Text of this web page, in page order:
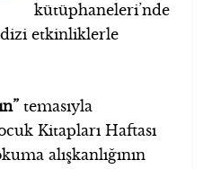
kütüphaneleri’nde
etkinliklerle
temasıyla
Kitapları Haftası
alışkanlığının